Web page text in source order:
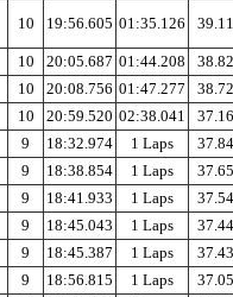
10 19:56.605 01:35.126 39.11
10 20:05.687 01:44.208 38.82
10 20:08.756 01:47.277 38.72
10 20:59.520 02:38.041 37.16
9 18:32.974 1 Laps 37.84
9 18:38.854 1 Laps 37.65
9 18:41.933 1 Laps 37.54
9 18:45.043 1 Laps 37.44
9 18:45.387 1 Laps 37.43
9 18:56.815 1 Laps 37.05